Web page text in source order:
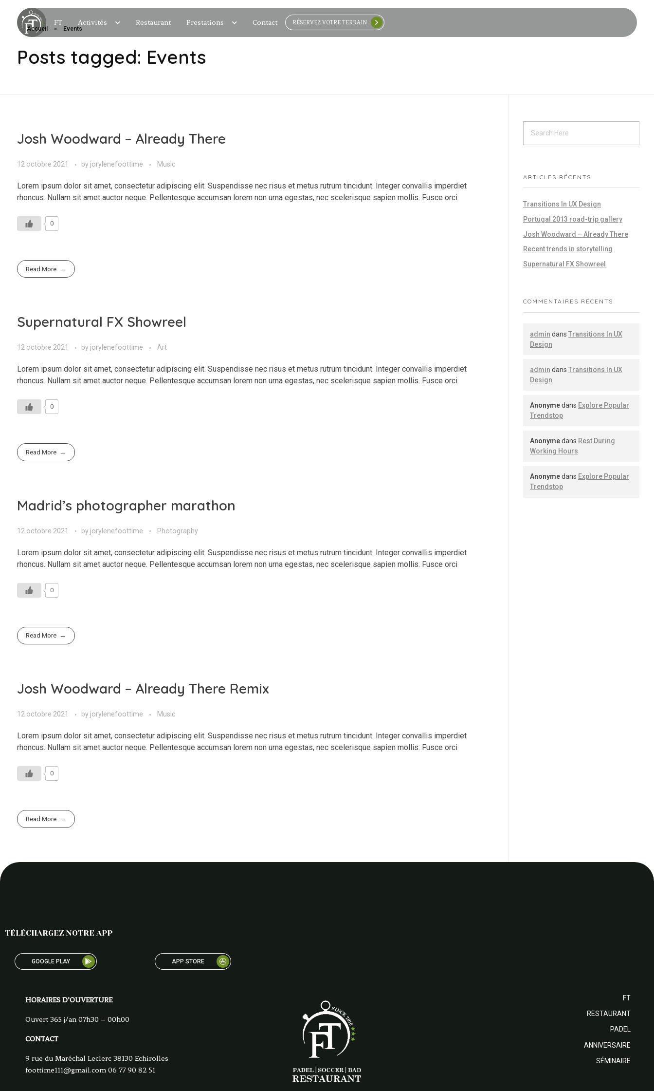
FT Activités Restaurant Prestations Contact
RÉSERVEZ VOTRE TERRAIN
Accueil
» Events
Posts tagged: Events
Josh Woodward – Already There
12 octobre 2021 by jorylenefoottime Music
Lorem ipsum dolor sit amet, consectetur adipiscing elit. Suspendisse nec risus et metus rutrum tincidunt. Integer convallis imperdiet
rhoncus. Nullam sit amet auctor neque. Pellentesque accumsan lorem non urna egestas, nec scelerisque sapien mollis. Fusce orci
0
Read More
Supernatural FX Showreel
12 octobre 2021 by jorylenefoottime Art
Lorem ipsum dolor sit amet, consectetur adipiscing elit. Suspendisse nec risus et metus rutrum tincidunt. Integer convallis imperdiet
rhoncus. Nullam sit amet auctor neque. Pellentesque accumsan lorem non urna egestas, nec scelerisque sapien mollis. Fusce orci
0
Read More
Madrid’s photographer marathon
12 octobre 2021 by jorylenefoottime Photography
Lorem ipsum dolor sit amet, consectetur adipiscing elit. Suspendisse nec risus et metus rutrum tincidunt. Integer convallis imperdiet
rhoncus. Nullam sit amet auctor neque. Pellentesque accumsan lorem non urna egestas, nec scelerisque sapien mollis. Fusce orci
0
Read More
Josh Woodward – Already There Remix
12 octobre 2021 by jorylenefoottime Music
Lorem ipsum dolor sit amet, consectetur adipiscing elit. Suspendisse nec risus et metus rutrum tincidunt. Integer convallis imperdiet
rhoncus. Nullam sit amet auctor neque. Pellentesque accumsan lorem non urna egestas, nec scelerisque sapien mollis. Fusce orci
0
Read More
ARTICLES RÉCENTS
Transitions In UX Design
Portugal 2013 road-trip gallery
Josh Woodward – Already There
Recent trends in storytelling
Supernatural FX Showreel
COMMENTAIRES RÉCENTS
admin dans Transitions In UX
Design
admin dans Transitions In UX
Design
Anonymedans Explore Popular
Trendstop
Anonymedans Rest During
Working Hours
Anonymedans Explore Popular
Trendstop
TÉLÉCHARGEZ NOTRE APP
GOOGLE PLAY APP STORE
HORAIRES D’OUVERTURE
Ouvert 365 j/an 07h30 – 00h00
CONTACT
9 rue du Maréchal Leclerc 38130 Echirolles
foottime111@gmail.com06 77 90 82 51
FT
RESTAURANT
PADEL
ANNIVERSAIRE
SÉMINAIRE